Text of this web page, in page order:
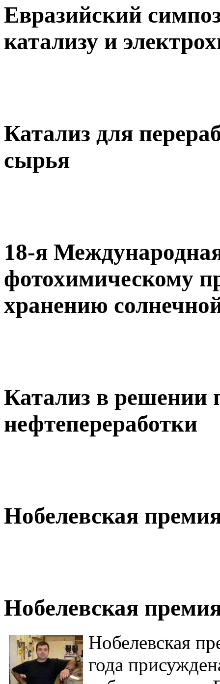
Евразийский
катализу и
Катализ для
сырья
18-я
фотохимическому
хранению
Катализ в решении
нефтепереработки
Нобелевская
Нобелевская
Нобелевская
года